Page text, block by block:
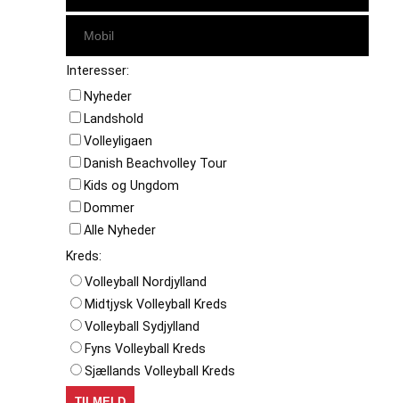
Interesser:
Nyheder
Landshold
Volleyligaen
Danish Beachvolley Tour
Kids og Ungdom
Dommer
Alle Nyheder
Kreds:
Volleyball Nordjylland
Midtjysk Volleyball Kreds
Volleyball Sydjylland
Fyns Volleyball Kreds
Sjællands Volleyball Kreds